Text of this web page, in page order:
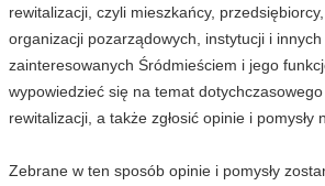
rewitalizacji, czyli mieszkańcy,
organizacji pozarządowych, instytucji i innych
zainteresowanych Śródmieściem i jego
wypowiedzieć się na temat
rewitalizacji, a także zgłosić opinie i pomysły
Zebrane w ten sposób opinie i pomysły